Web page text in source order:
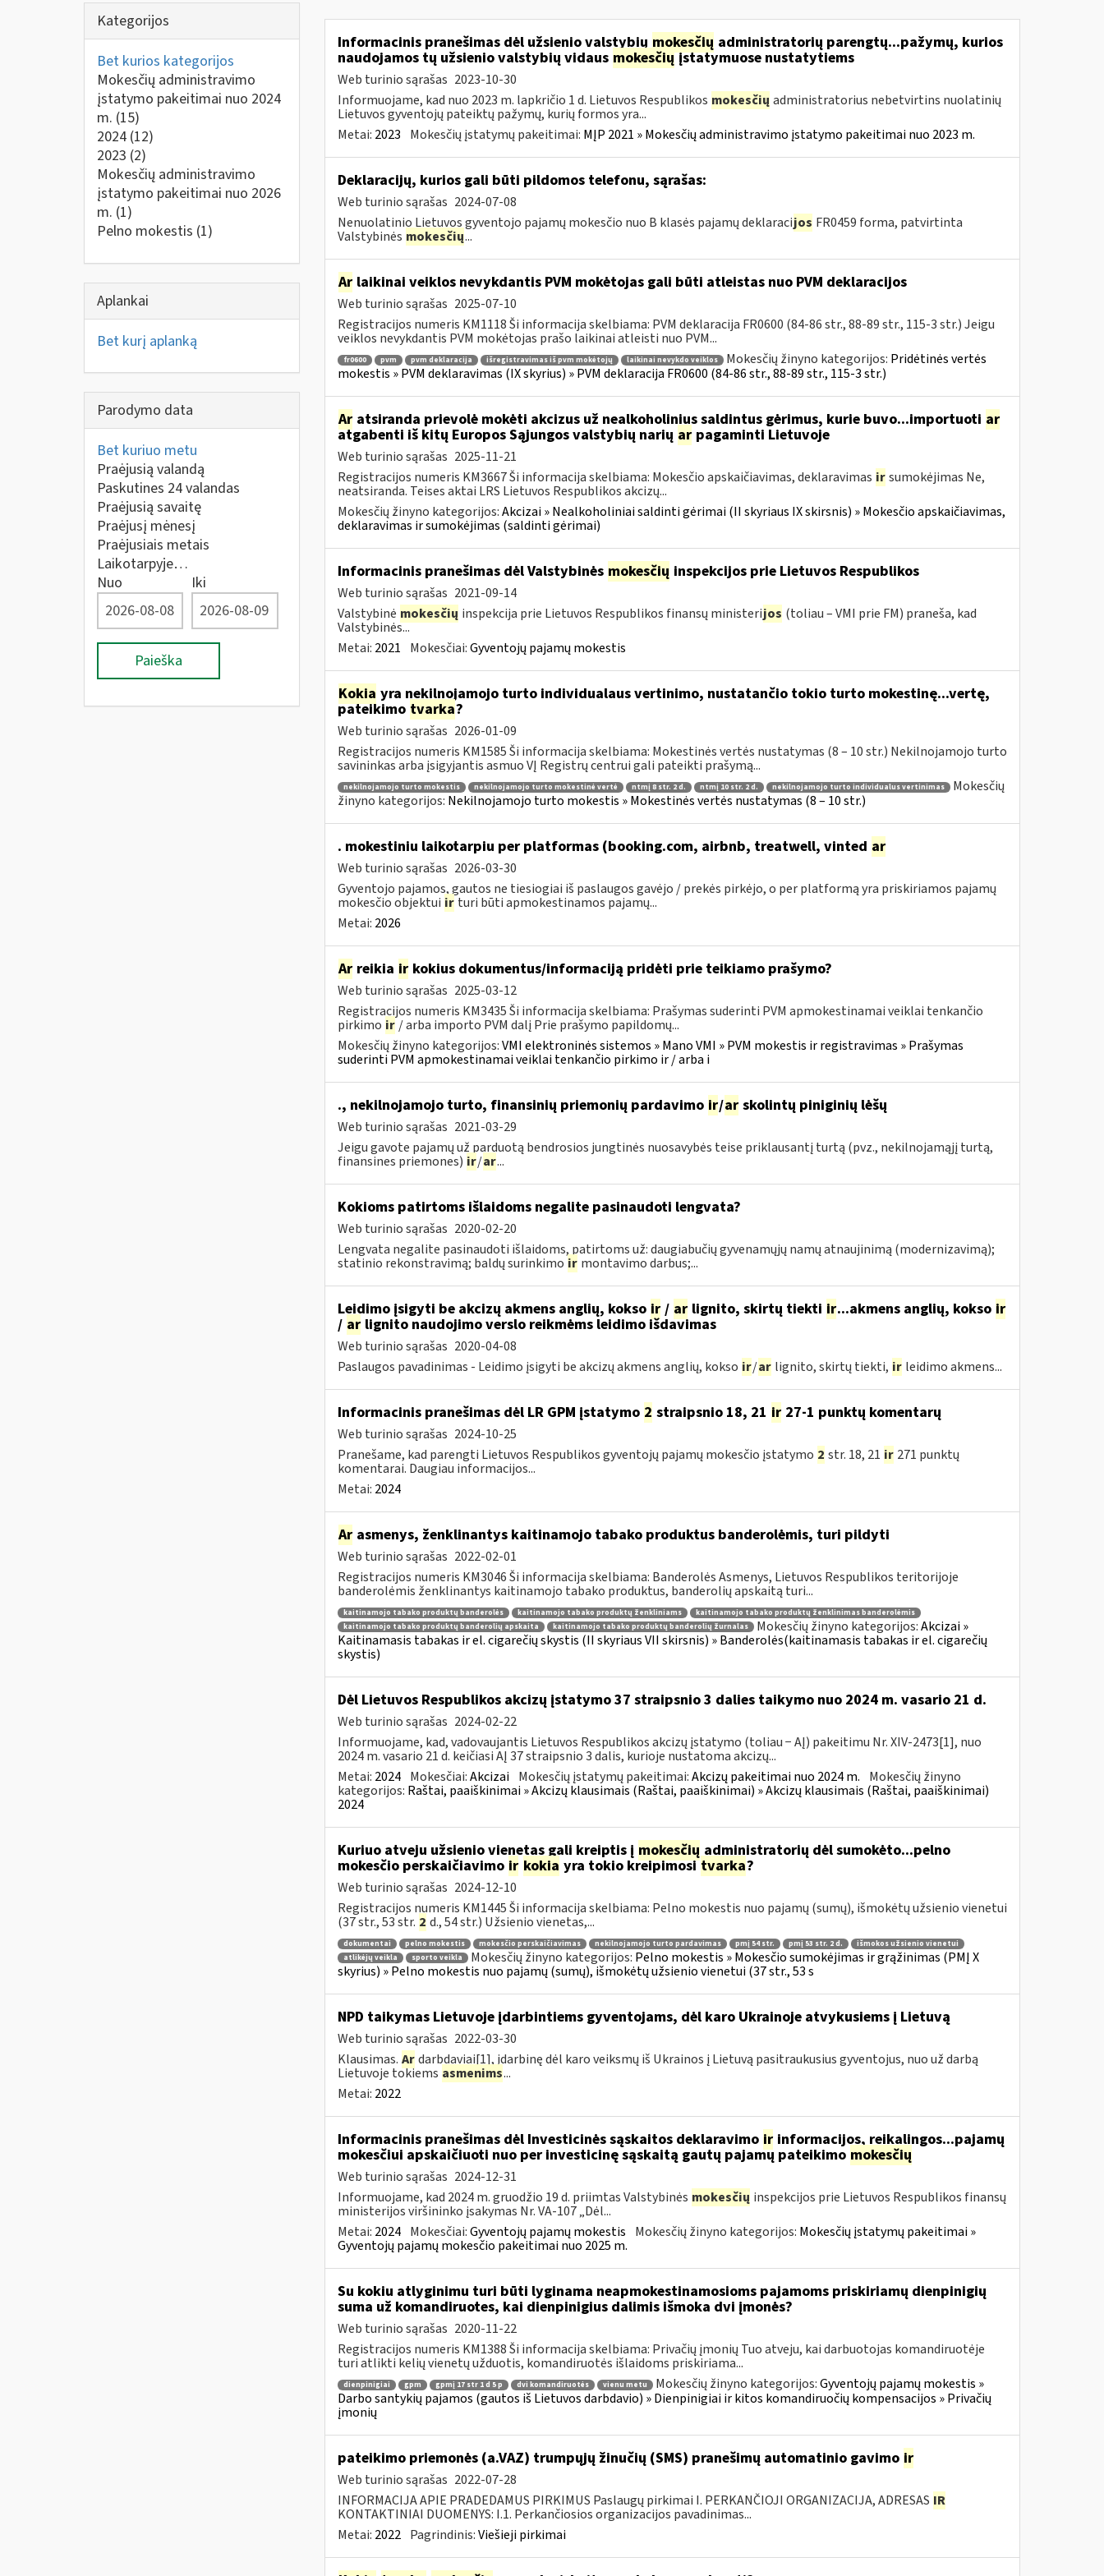
Kategorijos
Bet kurios kategorijos
Mokesčių administravimo
įstatymo pakeitimai nuo 2024
m. (15)
2024 (12)
2023 (2)
Mokesčių administravimo
įstatymo pakeitimai nuo 2026
m. (1)
Pelno mokestis (1)
Aplankai
Bet kurį aplanką
Parodymo data
Bet kuriuo metu
Praėjusią valandą
Paskutines 24 valandas
Praėjusią savaitę
Praėjusį mėnesį
Praėjusiais metais
Laikotarpyje…
Nuo
Iki
Paieška
Informacinis pranešimas dėl užsienio valstybiųmokesčių administratorių parengtų...pažymų, kurios
naudojamos tų užsienio valstybių vidaus mokesčiųįstatymuose nustatytiems
Web turinio sąrašas 2023-10-30
Informuojame, kad nuo 2023 m. lapkričio 1 d. Lietuvos Respublikos mokesčių administratorius nebetvirtins nuolatinių
Lietuvos gyventojų pateiktų pažymų, kurių formos yra...
Metai: 2023 Mokesčių įstatymų pakeitimai: MĮP 2021 » Mokesčių administravimo įstatymo pakeitimai nuo 2023 m.
Deklaracijų, kurios gali būti pildomos telefonu, sąrašas:
Web turinio sąrašas 2024-07-08
Nenuolatinio Lietuvos gyventojo pajamų mokesčio nuo B klasės pajamų deklaracijos FR0459 forma, patvirtinta
Valstybinės mokesčių...
Arlaikinai veiklos nevykdantis PVM mokėtojas gali būti atleistas nuo PVM deklaracijos
Web turinio sąrašas 2025-07-10
Registracijos numeris KM1118 Ši informacija skelbiama: PVM deklaracija FR0600 (84-86 str., 88-89 str., 115-3 str.) Jeigu
veiklos nevykdantis PVM mokėtojas prašo laikinai atleisti nuo PVM...
fr0600 pvm pvm deklaracija išregistravimas iš pvm mokėtojų laikinai nevykdo veiklos Mokesčių žinyno kategorijos: Pridėtinės vertės
mokestis » PVM deklaravimas (IX skyrius) » PVM deklaracija FR0600 (84-86 str., 88-89 str., 115-3 str.)
Aratsiranda prievolė mokėti akcizus už nealkoholinius saldintus gėrimus, kurie buvo...importuoti ar
atgabenti iš kitų Europos Sąjungos valstybių narių arpagaminti Lietuvoje
Web turinio sąrašas 2025-11-21
Registracijos numeris KM3667 Ši informacija skelbiama: Mokesčio apskaičiavimas, deklaravimas ir sumokėjimas Ne,
neatsiranda. Teises aktai LRS Lietuvos Respublikos akcizų...
Mokesčių žinyno kategorijos:Akcizai » Nealkoholiniai saldinti gėrimai (II skyriaus IX skirsnis) » Mokesčio apskaičiavimas,
deklaravimas ir sumokėjimas (saldinti gėrimai)
Informacinis pranešimas dėl Valstybinės mokesčių inspekcijos prie Lietuvos Respublikos
Web turinio sąrašas 2021-09-14
Valstybinė mokesčių inspekcija prie Lietuvos Respublikos finansų ministerijos (toliau – VMI prie FM) praneša, kad
Valstybinės...
Metai: 2021 Mokesčiai:Gyventojų pajamų mokestis
Kokia yra nekilnojamojo turto individualaus vertinimo, nustatančio tokio turto mokestinę...vertę,
pateikimo tvarka?
Web turinio sąrašas 2026-01-09
Registracijos numeris KM1585 Ši informacija skelbiama: Mokestinės vertės nustatymas (8 – 10 str.) Nekilnojamojo turto
savininkas arba įsigyjantis asmuo VĮ Registrų centrui gali pateikti prašymą...
nekilnojamojo turto mokestis nekilnojamojo turto mokestinė vertė ntmį 8 str. 2 d. ntmį 10 str. 2 d. nekilnojamojo turto individualus vertinimas
Mokesčių
žinyno kategorijos: Nekilnojamojo turto mokestis » Mokestinės vertės nustatymas (8 – 10 str.)
. mokestiniu laikotarpiu per platformas (booking.com, airbnb, treatwell, vinted ar
Web turinio sąrašas 2026-03-30
Gyventojo pajamos, gautos ne tiesiogiai iš paslaugos gavėjo / prekės pirkėjo, o per platformą yra priskiriamos pajamų
mokesčio objektui ir turi būti apmokestinamos pajamų...
Metai: 2026
Arreikia irkokius dokumentus/informaciją pridėti prie teikiamo prašymo?
Web turinio sąrašas 2025-03-12
Registracijos numeris KM3435 Ši informacija skelbiama: Prašymas suderinti PVM apmokestinamai veiklai tenkančio
pirkimo ir / arba importo PVM dalį Prie prašymo papildomų...
Mokesčių žinyno kategorijos:VMI elektroninės sistemos » Mano VMI » PVM mokestis ir registravimas » Prašymas
suderinti PVM apmokestinamai veiklai tenkančio pirkimo ir / arba i
., nekilnojamojo turto, finansinių priemonių pardavimo ir/arskolintų piniginių lėšų
Web turinio sąrašas 2021-03-29
Jeigu gavote pajamų už parduotą bendrosios jungtinės nuosavybės teise priklausantį turtą (pvz., nekilnojamąjį turtą,
finansines priemones) ir/ar...
Kokioms patirtoms išlaidoms negalite pasinaudoti lengvata?
Web turinio sąrašas 2020-02-20
Lengvata negalite pasinaudoti išlaidoms, patirtoms už: daugiabučių gyvenamųjų namų atnaujinimą (modernizavimą);
statinio rekonstravimą; baldų surinkimo ir montavimo darbus;...
Leidimo įsigyti be akcizų akmens anglių, kokso ir/ arlignito, skirtų tiekti ir...akmens anglių, kokso ir
/ arlignito naudojimo verslo reikmėms leidimo išdavimas
Web turinio sąrašas 2020-04-08
Paslaugos pavadinimas - Leidimo įsigyti be akcizų akmens anglių, kokso ir/ar lignito, skirtų tiekti, ir leidimo akmens...
Informacinis pranešimas dėl LR GPM įstatymo 2 straipsnio 18, 21 ir27-1 punktų komentarų
Web turinio sąrašas 2024-10-25
Pranešame, kad parengti Lietuvos Respublikos gyventojų pajamų mokesčio įstatymo 2 str. 18, 21 ir 271 punktų
komentarai. Daugiau informacijos...
Metai: 2024
Arasmenys, ženklinantys kaitinamojo tabako produktus banderolėmis, turi pildyti
Web turinio sąrašas 2022-02-01
Registracijos numeris KM3046 Ši informacija skelbiama: Banderolės Asmenys, Lietuvos Respublikos teritorijoje
banderolėmis ženklinantys kaitinamojo tabako produktus, banderolių apskaitą turi...
kaitinamojo tabako produktų banderolės kaitinamojo tabako produktų ženkliniams
kaitinamojo tabako produktų ženklinimas banderolėmis
kaitinamojo tabako produktų banderolių apskaita
kaitinamojo tabako produktų banderolių žurnalas Mokesčių žinyno kategorijos:Akcizai »
Kaitinamasis tabakas ir el. cigarečių skystis (II skyriaus VII skirsnis) » Banderolės(kaitinamasis tabakas ir el. cigarečių
skystis)
Dėl Lietuvos Respublikos akcizų įstatymo 37 straipsnio 3 dalies taikymo nuo 2024 m. vasario 21 d.
Web turinio sąrašas 2024-02-22
Informuojame, kad, vadovaujantis Lietuvos Respublikos akcizų įstatymo (toliau − AĮ) pakeitimu Nr. XIV-2473[1], nuo
2024 m. vasario 21 d. keičiasi AĮ 37 straipsnio 3 dalis, kurioje nustatoma akcizų...
Metai: 2024 Mokesčiai:Akcizai Mokesčių įstatymų pakeitimai:Akcizų pakeitimai nuo 2024 m. Mokesčių žinyno
kategorijos: Raštai, paaiškinimai » Akcizų klausimais (Raštai, paaiškinimai) » Akcizų klausimais (Raštai, paaiškinimai)
2024
Kuriuo atveju užsienio vienetas gali kreiptis į mokesčiųadministratorių dėl sumokėto...pelno
mokesčio perskaičiavimo ir kokia yra tokio kreipimositvarka?
Web turinio sąrašas 2024-12-10
Registracijos numeris KM1445 Ši informacija skelbiama: Pelno mokestis nuo pajamų (sumų), išmokėtų užsienio vienetui
(37 str., 53 str. 2 d., 54 str.) Užsienio vienetas,...
dokumentai pelno mokestis mokesčio perskaičiavimas nekilnojamojo turto pardavimas pmį 54 str. pmį 53 str. 2 d.
išmokos užsienio vienetui
atlikėjų veikla
sporto veikla Mokesčių žinyno kategorijos: Pelno mokestis » Mokesčio sumokėjimas ir grąžinimas (PMĮ X
skyrius) » Pelno mokestis nuo pajamų (sumų), išmokėtų užsienio vienetui (37 str., 53 s
NPD taikymas Lietuvoje įdarbintiems gyventojams, dėl karo Ukrainoje atvykusiems į Lietuvą
Web turinio sąrašas 2022-03-30
Klausimas. Ar darbdaviai[1], įdarbinę dėl karo veiksmų iš Ukrainos į Lietuvą pasitraukusius gyventojus, nuo už darbą
Lietuvoje tokiems asmenims...
Metai: 2022
Informacinis pranešimas dėl Investicinės sąskaitos deklaravimo irinformacijos, reikalingos...pajamų
mokesčiui apskaičiuoti nuo per investicinę sąskaitą gautų pajamų pateikimo mokesčių
Web turinio sąrašas 2024-12-31
Informuojame, kad 2024 m. gruodžio 19 d. priimtas Valstybinės mokesčių inspekcijos prie Lietuvos Respublikos finansų
ministerijos viršininko įsakymas Nr. VA-107 „Dėl...
Metai: 2024 Mokesčiai:Gyventojų pajamų mokestis Mokesčių žinyno kategorijos: Mokesčių įstatymų pakeitimai »
Gyventojų pajamų mokesčio pakeitimai nuo 2025 m.
Su kokiu atlyginimu turi būti lyginama neapmokestinamosioms pajamoms priskiriamų dienpinigių
suma už komandiruotes, kai dienpinigius dalimis išmoka dvi įmonės?
Web turinio sąrašas 2020-11-22
Registracijos numeris KM1388 Ši informacija skelbiama: Privačių įmonių Tuo atveju, kai darbuotojas komandiruotėje
turi atlikti kelių vienetų užduotis, komandiruotės išlaidoms priskiriama...
dienpinigiai gpm gpmį 17 str 1 d 5 p dvi komandiruotės vienu metu Mokesčių žinyno kategorijos:Gyventojų pajamų mokestis »
Darbo santykių pajamos (gautos iš Lietuvos darbdavio) » Dienpinigiai ir kitos komandiruočių kompensacijos » Privačių
įmonių
pateikimo priemonės (a.VAZ) trumpųjų žinučių (SMS) pranešimų automatinio gavimo ir
Web turinio sąrašas 2022-07-28
INFORMACIJA APIE PRADEDAMUS PIRKIMUS Paslaugų pirkimai I. PERKANČIOJI ORGANIZACIJA, ADRESAS IR
KONTAKTINIAI DUOMENYS: I.1. Perkančiosios organizacijos pavadinimas...
Metai: 2022 Pagrindinis:Viešieji pirkimai